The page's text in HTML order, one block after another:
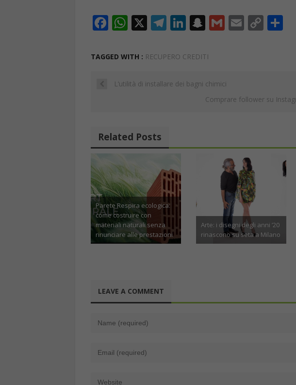
F
e
o
W
at
A
X T
e
a
Li
k
dI
S
a
c
h
G E C
n di
TAGGED WITH : RECUPERO CREDITI
L’utilità di installare dei bagni chimici
Comprare follower su
Related Posts
Arte: i disegni degli anni ’20
rinascono su seta a Milano
Stipendi docenti 2026:
aumenti, differenze per
grado e cosa cambia
davvero
LEAVE A COMMENT